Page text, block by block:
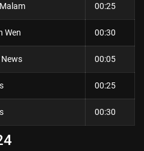
00:25
Wen 00:30
News 00:05
00:25
00:30